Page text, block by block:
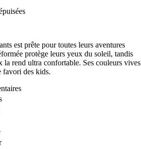
est prête pour toutes leurs aventures
protège leurs yeux du soleil, tandis
la rend ultra confortable. Ses couleurs vives
favori des kids.